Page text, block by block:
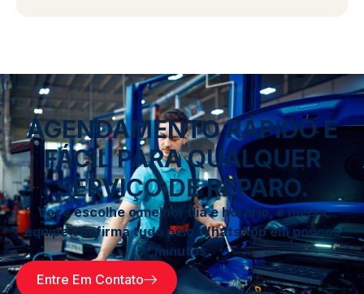
AGENDAMENTO RÁPIDO E
FÁCIL PARA QUALQUER
SERVIÇO DE REPARO.
Você escolhe o melhor dia e horário, e nossa
equipe confirma tudo pelo WhatsApp em poucos
minutos.
Entre Em Contato